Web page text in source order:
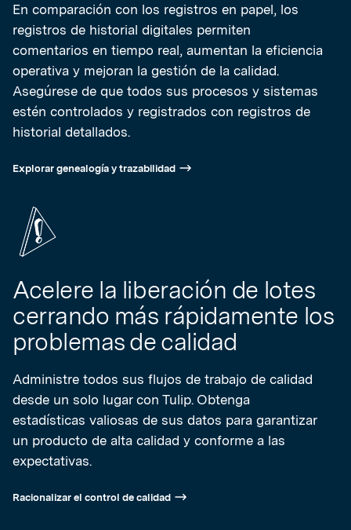
En comparación con los registros en papel, los
registros de historial digitales permiten
comentarios en tiempo real, aumentan la eficiencia
operativa y mejoran la gestión de la calidad.
Asegúrese de que todos sus procesos y sistemas
estén controlados y registrados con registros de
historial detallados.
Explorar genealogía y trazabilidad
Acelere la liberación de lotes
cerrando más rápidamente los
problemas de calidad
Administre todos sus flujos de trabajo de calidad
desde un solo lugar con Tulip. Obtenga
estadísticas valiosas de sus datos para garantizar
un producto de alta calidad y conforme a las
expectativas.
Racionalizar el control de calidad